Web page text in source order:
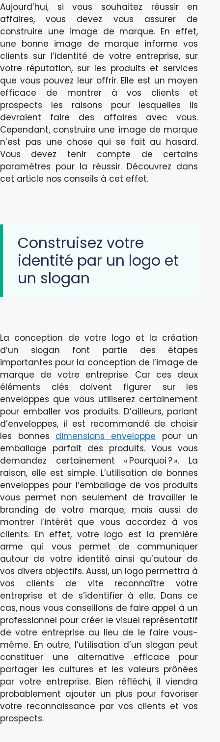
Aujourd’hui, si vous souhaitez réussir en
affaires, vous devez vous assurer de
construire une image de marque. En effet,
une bonne image de marque informe vos
clients sur l’identité de votre entreprise, sur
votre réputation, sur les produits et services
que vous pouvez leur offrir. Elle est un moyen
efficace de montrer à vos clients et
prospects les raisons pour lesquelles ils
devraient faire des affaires avec vous.
Cependant, construire une image de marque
n’est pas une chose qui se fait au hasard.
Vous devez tenir compte de certains
paramètres pour la réussir. Découvrez dans
cet article nos conseils à cet effet.
Construisez votre
identité par un logo et
un slogan
La conception de votre logo et la création
d’un slogan font partie des étapes
importantes pour la conception de l’image de
marque de votre entreprise. Car ces deux
éléments clés doivent figurer sur les
enveloppes que vous utiliserez certainement
pour emballer vos produits. D’ailleurs, parlant
d’enveloppes, il est recommandé de choisir
les bonnes dimensions enveloppe pour un
emballage parfait des produits. Vous vous
demandez certainement « Pourquoi ? ». La
raison, elle est simple. L’utilisation de bonnes
enveloppes pour l’emballage de vos produits
vous permet non seulement de travailler le
branding de votre marque, mais aussi de
montrer l’intérêt que vous accordez à vos
clients. En effet, votre logo est la première
arme qui vous permet de communiquer
autour de votre identité ainsi qu’autour de
vos divers objectifs. Aussi, un logo permettra à
vos clients de vite reconnaître votre
entreprise et de s’identifier à elle. Dans ce
cas, nous vous conseillons de faire appel à un
professionnel pour créer le visuel représentatif
de votre entreprise au lieu de le faire vous-
même. En outre, l’utilisation d’un slogan peut
constituer une alternative efficace pour
partager les cultures et les valeurs prônées
par votre entreprise. Bien réfléchi, il viendra
probablement ajouter un plus pour favoriser
votre reconnaissance par vos clients et vos
prospects.